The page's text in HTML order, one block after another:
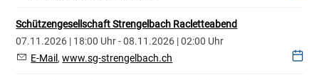
Schützengesellschaft Strengelbach Racletteabend
07.11.2026 | 18:00 Uhr - 08.11.2026 | 02:00 Uhr
E-Mail ,www.sg-strengelbach.ch